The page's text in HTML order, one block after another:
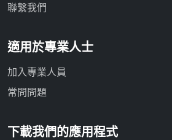
聯繫我們
適用於專業人士
加入專業人員
常問問題
下載我們的應用程式